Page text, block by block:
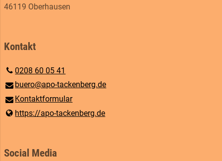
46119 Oberhausen
Kontakt
0208 60 05 41
buero@​apo-tackenberg.​de
Kontaktformular
https://apo-tackenberg.​de
Social Media